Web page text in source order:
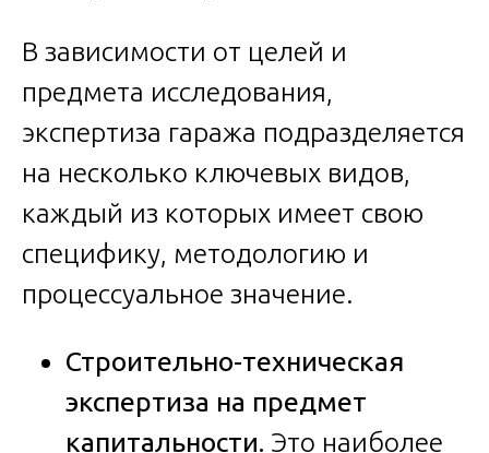
В зависимости от целей и
предмета исследования,
экспертиза гаража подразделяется
на несколько ключевых видов,
каждый из которых имеет свою
специфику, методологию и
процессуальное значение.
Строительно-техническая
экспертиза на предмет
капитальности. Это наиболее